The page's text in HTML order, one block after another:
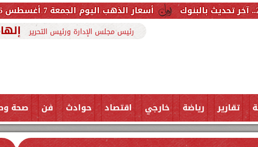
أسعار الذهب اليوم الجمعة 7 أغسطس 2026 في مصر.. كم يبلغ عيار 21 الآن؟
رئيس مجلس الإدارة ورئيس التحرير
تقارير رياضة خارجي اقتصاد حوادث فن صحة